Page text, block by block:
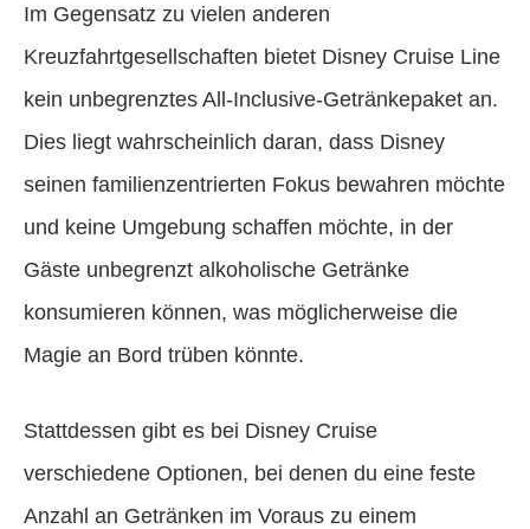
Im Gegensatz zu vielen anderen
Kreuzfahrtgesellschaften bietet Disney Cruise Line
kein unbegrenztes All-Inclusive-Getränkepaket an.
Dies liegt wahrscheinlich daran, dass Disney
seinen familienzentrierten Fokus bewahren möchte
und keine Umgebung schaffen möchte, in der
Gäste unbegrenzt alkoholische Getränke
konsumieren können, was möglicherweise die
Magie an Bord trüben könnte.
Stattdessen gibt es bei Disney Cruise
verschiedene Optionen, bei denen du eine feste
Anzahl an Getränken im Voraus zu einem